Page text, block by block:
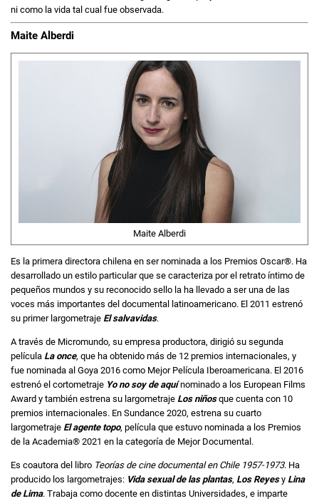
ni como la vida tal cual fue observada.
Maite Alberdi
Maite Alberdi
Es la primera directora chilena en ser nominada a los Premios Oscar®. Ha
desarrollado un estilo particular que se caracteriza por el retrato íntimo de
pequeños mundos y su reconocido sello la ha llevado a ser una de las
voces más importantes del documental latinoamericano. El 2011 estrenó
su primer largometraje El salvavidas.
A través de Micromundo, su empresa productora, dirigió su segunda
película La once, que ha obtenido más de 12 premios internacionales, y
fue nominada al Goya 2016 como Mejor Película Iberoamericana. El 2016
estrenó el cortometraje Yo no soy de aquínominado a los European Films
Award y también estrena su largometraje Los niñosque cuenta con 10
premios internacionales. En Sundance 2020, estrena su cuarto
largometraje El agente topo, película que estuvo nominada a los Premios
de la Academia® 2021 en la categoría de Mejor Documental.
Es coautora del libro Teorías de cine documental en Chile 1957-1973. Ha
producido los largometrajes: Vida sexual de las plantas, Los Reyesy Lina
de Lima. Trabaja como docente en distintas Universidades, e imparte